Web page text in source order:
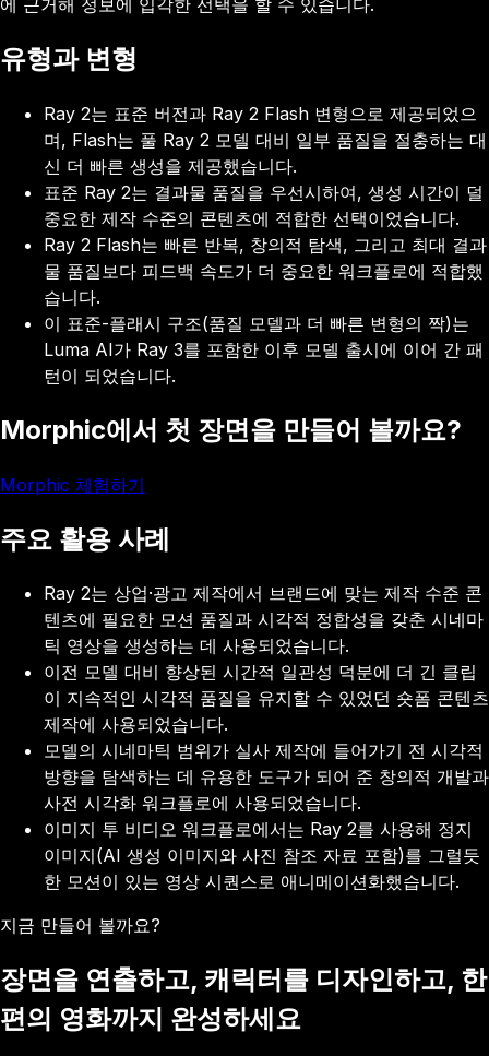
에 근거해 정보에 입각한 선택을 할 수 있습니다.
유형과 변형
Ray 2는 표준 버전과 Ray 2 Flash 변형으로 제공되었으
며, Flash는 풀 Ray 2 모델 대비 일부 품질을 절충하는 대
신 더 빠른 생성을 제공했습니다.
표준 Ray 2는 결과물 품질을 우선시하여, 생성 시간이 덜
중요한 제작 수준의 콘텐츠에 적합한 선택이었습니다.
Ray 2 Flash는 빠른 반복, 창의적 탐색, 그리고 최대 결과
물 품질보다 피드백 속도가 더 중요한 워크플로에 적합했
습니다.
이 표준-플래시 구조(품질 모델과 더 빠른 변형의 짝)는
Luma AI가 Ray 3를 포함한 이후 모델 출시에 이어 간 패
턴이 되었습니다.
Morphic에서 첫 장면을 만들어 볼까요?
Morphic 체험하기
주요 활용 사례
Ray 2는 상업·광고 제작에서 브랜드에 맞는 제작 수준 콘
텐츠에 필요한 모션 품질과 시각적 정합성을 갖춘 시네마
틱 영상을 생성하는 데 사용되었습니다.
이전 모델 대비 향상된 시간적 일관성 덕분에 더 긴 클립
이 지속적인 시각적 품질을 유지할 수 있었던 숏폼 콘텐츠
제작에 사용되었습니다.
모델의 시네마틱 범위가 실사 제작에 들어가기 전 시각적
방향을 탐색하는 데 유용한 도구가 되어 준 창의적 개발과
사전 시각화 워크플로에 사용되었습니다.
이미지 투 비디오 워크플로에서는 Ray 2를 사용해 정지
이미지(AI 생성 이미지와 사진 참조 자료 포함)를 그럴듯
한 모션이 있는 영상 시퀀스로 애니메이션화했습니다.
지금 만들어 볼까요?
장면을 연출하고, 캐릭터를 디자인하고, 한
편의 영화까지 완성하세요